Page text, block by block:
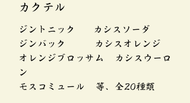
カクテル
ジントニック カシスソーダ
ジンバック カシスオレンジ
オレンジブロッサム カシスウーロ
ン
​モスコミュール 等、全20種類